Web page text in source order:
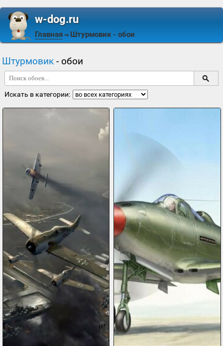
w-dog.ru
Главная ⇒ Штурмовик - обои
Штурмовик - обои
Искать в категории: